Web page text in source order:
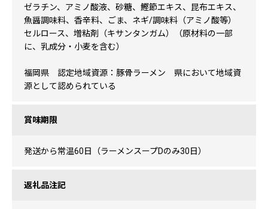
ゼラチン、アミノ酸液、砂糖、鰹節エキス、昆布エキス、
魚醤調味料、香辛料、ごま、ネギ/調味料（アミノ酸等）
セルロース、増粘剤（キサンタンガム）（原材料の一部
に、乳成分・小麦を含む）
福岡県 認定地域資源：豚骨ラーメン 県において地域資
源として認められている
賞味期限
発送から常温60日（ラーメンスープDのみ30日）
返礼品注記